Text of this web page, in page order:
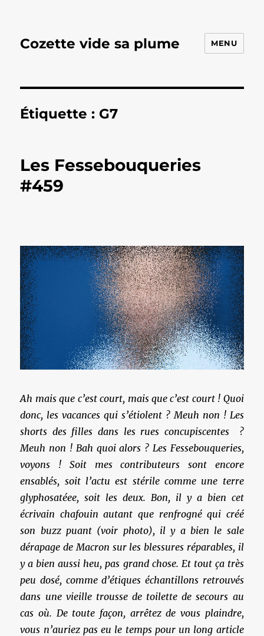
Cozette vide sa plume MENU
Étiquette : G7
Les Fessebouqueries
#459
Ah mais que c’est court, mais que c’est court ! Quoi
donc, les vacances qui s’étiolent ? Meuh non ! Les
shorts des filles dans les rues concupiscentes ?
Meuh non ! Bah quoi alors ? Les Fessebouqueries,
voyons ! Soit mes contributeurs sont encore
ensablés, soit l’actu est stérile comme une terre
glyphosatéee, soit les deux. Bon, il y a bien cet
écrivain chafouin autant que renfrogné qui créé
son buzz puant (voir photo), il y a bien le sale
dérapage de Macron sur les blessures réparables, il
y a bien aussi heu, pas grand chose. Et tout ça très
peu dosé, comme d’étiques échantillons retrouvés
dans une vieille trousse de toilette de secours au
cas où. De toute façon, arrêtez de vous plaindre,
vous n’auriez pas eu le temps pour un long article